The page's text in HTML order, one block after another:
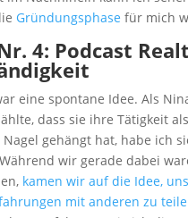
Gründungsphase für mich
4: Podcast
eine spontane Idee. Als
dass sie ihre Tätigkeit
Nagel gehängt hat, habe ich
wir gerade dabei
kamen wir auf die Idee,
mit anderen zu